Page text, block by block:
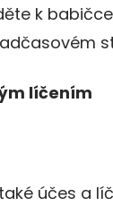
k
líčením
účes a